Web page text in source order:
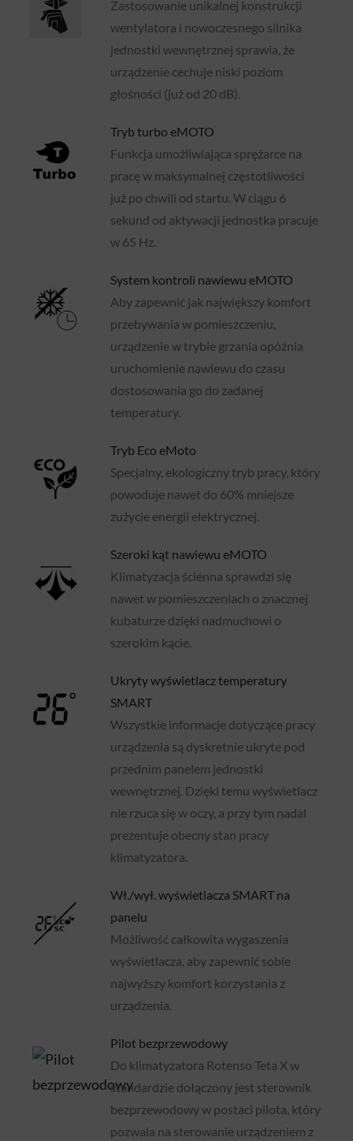
Zastosowanie unikalnej konstrukcji
wentylatora i nowoczesnego silnika
jednostki wewnętrznej sprawia, że
urządzenie cechuje niski poziom
głośności (już od 20 dB).
Tryb turbo eMOTO
Funkcja umożliwiająca sprężarce na
pracę w maksymalnej częstotliwości
już po chwili od startu. W ciągu 6
sekund od aktywacji jednostka pracuje
w 65 Hz.
System kontroli nawiewu eMOTO
Aby zapewnić jak największy komfort
przebywania w pomieszczeniu,
urządzenie w trybie grzania opóźnia
uruchomienie nawiewu do czasu
dostosowania go do zadanej
temperatury.
Tryb Eco eMoto
Specjalny, ekologiczny tryb pracy, który
powoduje nawet do 60% mniejsze
zużycie energii elektrycznej.
Szeroki kąt nawiewu eMOTO
Klimatyzacja ścienna sprawdzi się
nawet w pomieszczeniach o znacznej
kubaturze dzięki nadmuchowi o
szerokim kącie.
Ukryty wyświetlacz temperatury
SMART
Wszystkie informacje dotyczące pracy
urządzenia są dyskretnie ukryte pod
przednim panelem jednostki
wewnętrznej. Dzięki temu wyświetlacz
nie rzuca się w oczy, a przy tym nadal
prezentuje obecny stan pracy
klimatyzatora.
Wł./wył. wyświetlacza SMART na
panelu
Możliwość całkowita wygaszenia
wyświetlacza, aby zapewnić sobie
najwyższy komfort korzystania z
urządzenia.
Pilot bezprzewodowy
Do klimatyzatora Rotenso Teta X w
standardzie dołączony jest sterownik
bezprzewodowy w postaci pilota, który
pozwala na sterowanie urządzeniem z